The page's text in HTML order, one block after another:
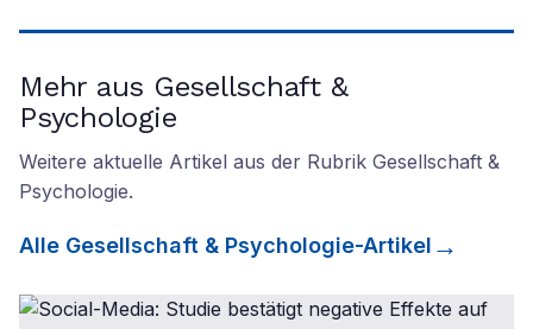
Mehr aus Gesellschaft &
Psychologie
Weitere aktuelle Artikel aus der Rubrik Gesellschaft &
Psychologie.
Alle Gesellschaft & Psychologie-Artikel